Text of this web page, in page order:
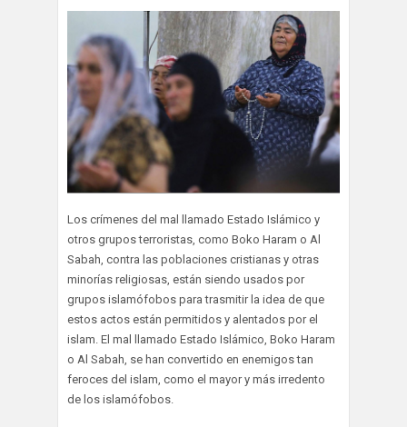
Los crímenes del mal llamado Estado Islámico y
otros grupos terroristas, como Boko Haram o Al
Sabah, contra las poblaciones cristianas y otras
minorías religiosas, están siendo usados por
grupos islamófobos para trasmitir la idea de que
estos actos están permitidos y alentados por el
islam. El mal llamado Estado Islámico, Boko Haram
o Al Sabah, se han convertido en enemigos tan
feroces del islam, como el mayor y más irredento
de los islamófobos.